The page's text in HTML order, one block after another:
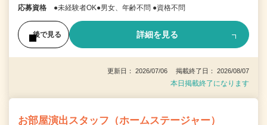
応募資格 ●未経験者OK●男女、年齢不問 ●資格不問
後で見る 詳細を見る
更新日： 2026/07/06 掲載終了日： 2026/08/07
本日掲載終了になります
お部屋演出スタッフ（ホームステージャー）